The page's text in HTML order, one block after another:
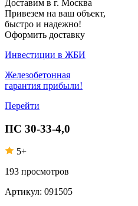
Доставим в г. Москва
Привезем на ваш объект,
быстро и надежно!
Оформить доставку
Инвестиции в ЖБИ
Железобетонная
гарантия прибыли!
Перейти
ПС 30-33-4,0
5+
193 просмотров
Артикул: 091505